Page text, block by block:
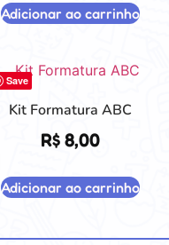
Adicionar ao carrinho
Save
Kit Formatura ABC
R$8,00
Adicionar ao carrinho